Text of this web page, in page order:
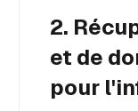
2.
et de
pour